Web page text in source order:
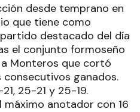
desde temprano en
que tiene como
destacado del día
el conjunto formoseño
Monteros que cortó
ganados.
25-21 y 25-19.
máximo anotador con 16